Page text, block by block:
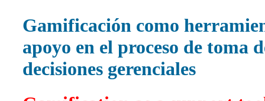
Gamificación como
apoyo en el proceso de toma
decisiones gerenciales